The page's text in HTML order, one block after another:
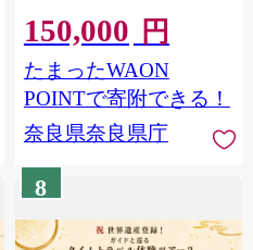
150,000 円
たまったWAON
POINTで寄附できる！
奈良県奈良県庁
8